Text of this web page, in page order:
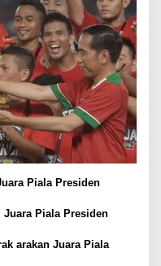
Piala Presiden
Juara Piala Presiden
arakan Juara Piala